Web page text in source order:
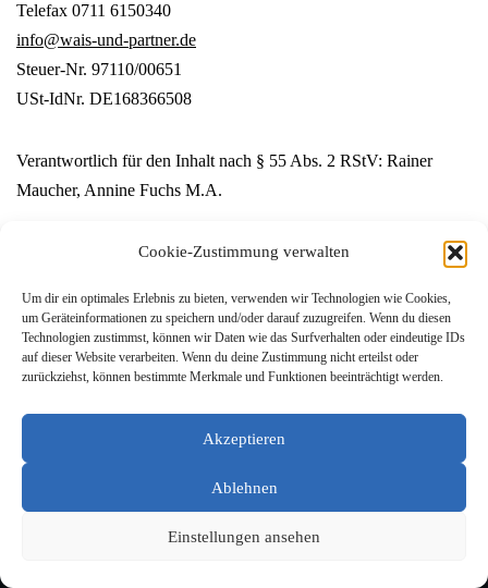
Cookie-Zustimmung verwalten
Um dir ein optimales Erlebnis zu bieten, verwenden wir Technologien wie Cookies,
um Geräteinformationen zu speichern und/oder darauf zuzugreifen. Wenn du diesen
Technologien zustimmst, können wir Daten wie das Surfverhalten oder eindeutige IDs
auf dieser Website verarbeiten. Wenn du deine Zustimmung nicht erteilst oder
zurückziehst, können bestimmte Merkmale und Funktionen beeinträchtigt werden.
Akzeptieren
Ablehnen
Einstellungen ansehen
Telefax 0711 6150340
info@wais-und-partner.de
Steuer-Nr. 97110/00651
USt-IdNr. DE168366508
Verantwortlich für den Inhalt nach § 55 Abs. 2 RStV: Rainer
Maucher, Annine Fuchs M.A.
Quellenangaben für die verwendeten Bilder und Grafiken:
Bildern
Quelle:http://www.e-recht24.de